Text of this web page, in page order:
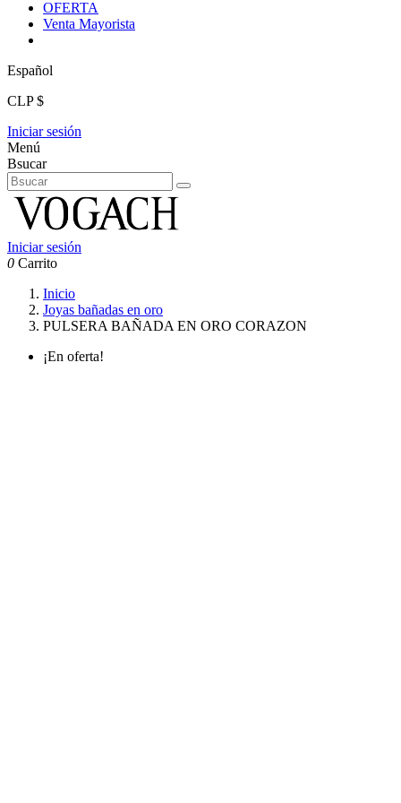
OFERTA
Venta Mayorista
Español
CLP $
Iniciar sesión
Menú
Bsucar
Iniciar sesión
0 Carrito
Inicio
Joyas bañadas en oro
PULSERA BAÑADA EN ORO CORAZON
¡En oferta!